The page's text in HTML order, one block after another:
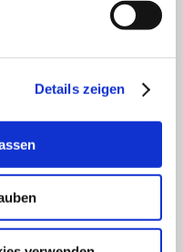
Details zeigen